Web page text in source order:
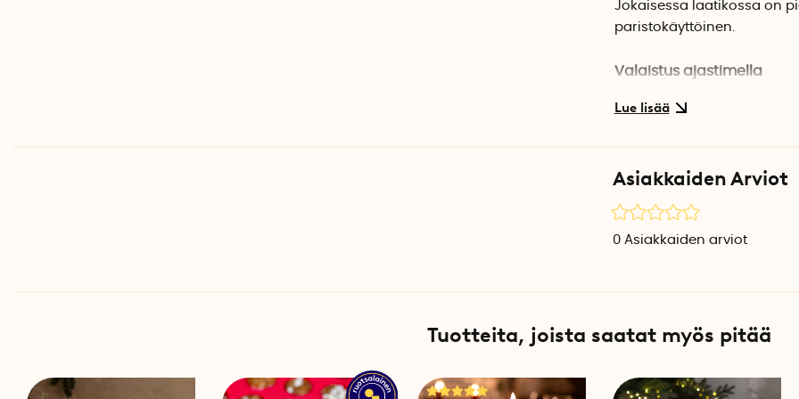
Jokaisessa laatikossa on
paristokäyttöinen.
Valaistus ajastimella
jatkuvasti vai
uudelleen seuraavana
Käynnistä ajastustoiminto
syttyy itsestään joka
puuhatuotteita.
Asiakkaiden Arviot
0 Asiakkaiden arviot
Tuotteita, joista saatat myös pitää